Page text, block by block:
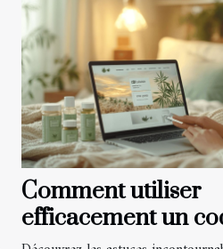
Comment utiliser
efficacement un